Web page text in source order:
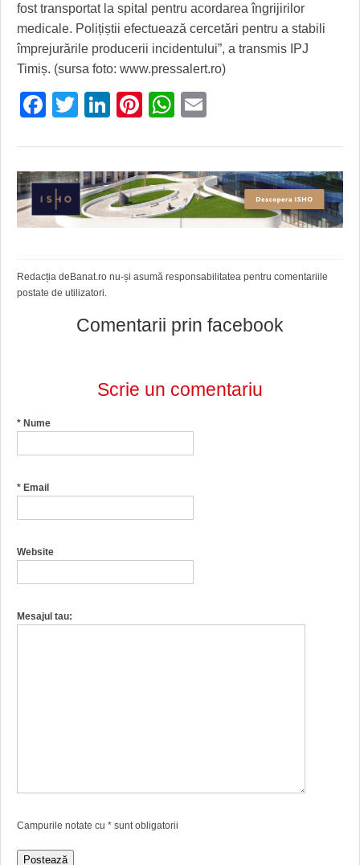
DIVERSE
FARMACII DIN TIMIŞOARA
HARTA TIMIŞOAREI
LICEE, ŞCOLI ŞI GRĂDINIŢE DIN TIMIŞ
PRIMĂRIILE DIN TIMIŞ
SFATUL MEDICULUI
SFATURI JURIDICE
fost transportat la spital pentru acordarea îngrijirilor
medicale. Polițiștii efectuează cercetări pentru a stabili
împrejurările producerii incidentului”, a transmis IPJ
Timiș. (sursa foto: www.pressalert.ro)
Facebook
Twitter
LinkedIn
Pinterest
WhatsApp
Redacția deBanat.ro nu-și asumă responsabilitatea pentru comentariile
postate de utilizatori.
Comentarii prin facebook
Scrie un comentariu
* Nume
* Email
Website
Mesajul tau:
Campurile notate cu * sunt obligatorii